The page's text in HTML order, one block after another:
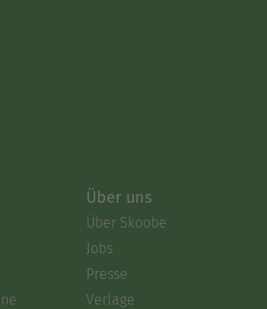
Über uns
Über Skoobe
Jobs
Presse
Verlage